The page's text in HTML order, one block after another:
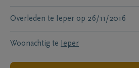
Overleden te Ieper op 26/11/2016
Woonachtig te Ieper